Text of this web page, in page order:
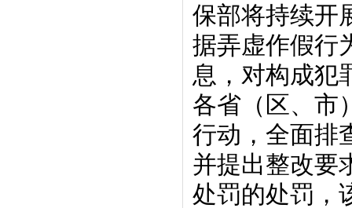
保部将持续开
据弄虚作假行
息，对构成犯
各省（区、市
行动，全面排
并提出整改要
处罚的处罚，